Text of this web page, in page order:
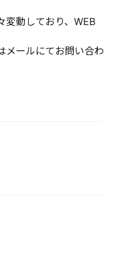
変動しており、WEB
メールにてお問い合わ